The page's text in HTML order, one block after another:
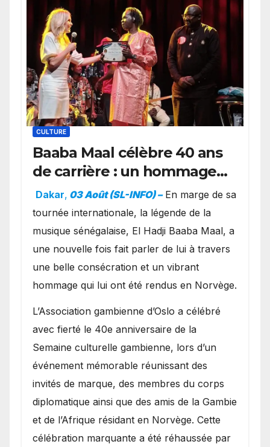
CULTURE
Baaba Maal célèbre 40 ans
de carrière : un hommage
exceptionnel à Oslo en
présence de la famille
royale.
Dakar, 03 Août (SL-INFO) – ​En marge de sa
tournée internationale, la légende de la
musique sénégalaise, El Hadji Baaba Maal, a
une nouvelle fois fait parler de lui à travers
une belle consécration et un vibrant
hommage qui lui ont été rendus en Norvège.
​L’Association gambienne d’Oslo a célébré
avec fierté le 40e anniversaire de la
Semaine culturelle gambienne, lors d’un
événement mémorable réunissant des
invités de marque, des membres du corps
diplomatique ainsi que des amis de la Gambie
et de l’Afrique résidant en Norvège. Cette
célébration marquante a été réhaussée par